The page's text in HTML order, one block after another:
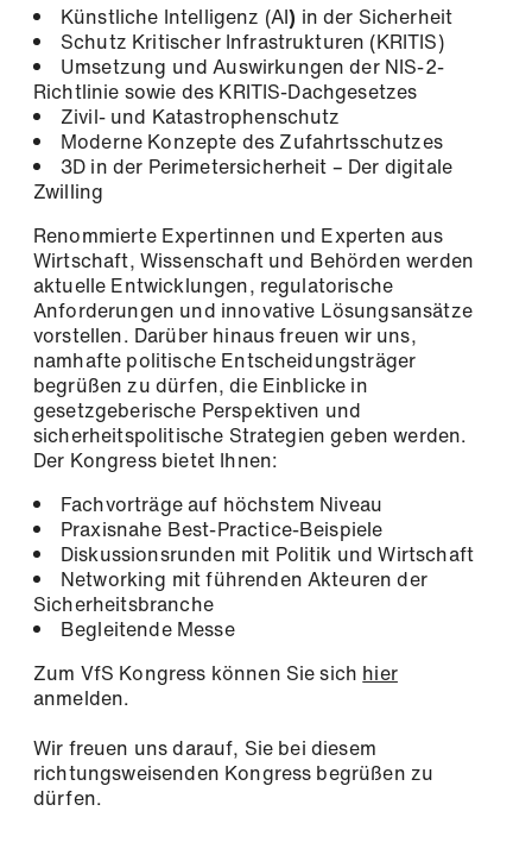
Künstliche Intelligenz (AI) in der Sicherheit
Schutz Kritischer Infrastrukturen (KRITIS)
Umsetzung und Auswirkungen der NIS-2-
Richtlinie sowie des KRITIS-Dachgesetzes
Zivil- und Katastrophenschutz
Moderne Konzepte des Zufahrtsschutzes
3D in der Perimetersicherheit – Der digitale
Zwilling
Renommierte Expertinnen und Experten aus
Wirtschaft, Wissenschaft und Behörden werden
aktuelle Entwicklungen, regulatorische
Anforderungen und innovative Lösungsansätze
vorstellen. Darüber hinaus freuen wir uns,
namhafte politische Entscheidungsträger
begrüßen zu dürfen, die Einblicke in
gesetzgeberische Perspektiven und
sicherheitspolitische Strategien geben werden.
Der Kongress bietet Ihnen:
Fachvorträge auf höchstem Niveau
Praxisnahe Best-Practice-Beispiele
Diskussionsrunden mit Politik und Wirtschaft
Networking mit führenden Akteuren der
Sicherheitsbranche
Begleitende Messe
Zum VfS Kongress können Sie sich hier
anmelden.
Wir freuen uns darauf, Sie bei diesem
richtungsweisenden Kongress begrüßen zu
dürfen.
Angemeldet bleiben
Passwort vergessen?
Registrieren
Vorname / Name *
E-Mail *
Firma
Telefon
Adresse (Strasse, Nr, PLZ, Ort)